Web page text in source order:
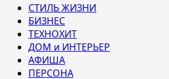
СТИЛЬ ЖИЗНИ
БИЗНЕС
ТЕХНОХИТ
ДОМ и ИНТЕРЬЕР
АФИША
ПЕРСОНА